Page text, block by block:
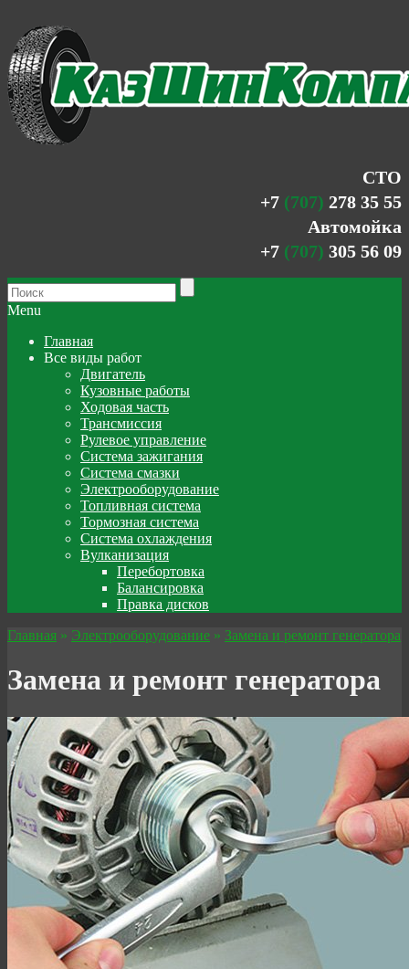
СТО
+7 (707) 278 35 55
Автомойка
+7 (707) 305 56 09
Menu
Главная
Все виды работ
Двигатель
Кузовные работы
Ходовая часть
Трансмиссия
Рулевое управление
Система зажигания
Система смазки
Электрооборудование
Топливная система
Тормозная система
Система охлаждения
Вулканизация
Перебортовка
Балансировка
Правка дисков
Главная » Электрооборудование » Замена и ремонт генератора
Замена и ремонт генератора